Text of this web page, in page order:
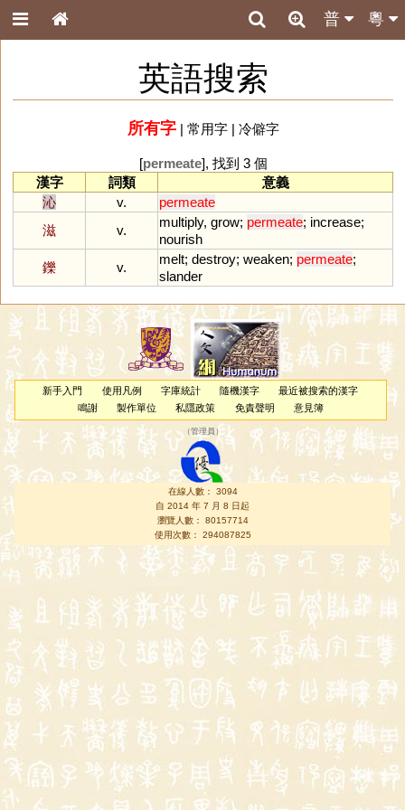
粵
普
英語搜索
所有字| 常用字| 冷僻字
[permeate], 找到 3 個
漢字
詞類
意義
沁
v.
permeate
滋
v.
multiply, grow; permeate; increase;
nourish
鑠
v.
melt; destroy; weaken; permeate;
slander
新手入門 使用凡例 字庫統計 隨機漢字
最近被搜索的漢字
鳴謝
製作單位 私隱政策 免責聲明 意見簿
（管理員 ）
在線人數： 3094
自 2014 年 7 月 8 日起
瀏覽人數： 80157714
使用次數： 294087825